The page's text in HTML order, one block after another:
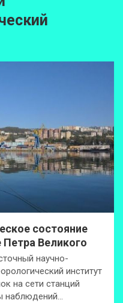
состояние
Великого
научно-
институт
на сети станций
наблюдений…